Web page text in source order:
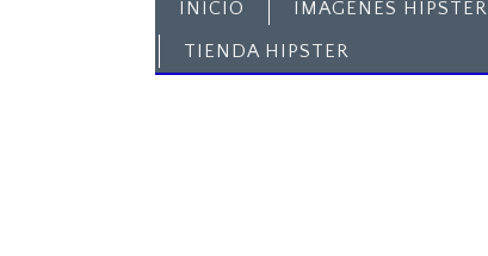
INICIO IMÁGENES HIPSTER
TIENDA HIPSTER